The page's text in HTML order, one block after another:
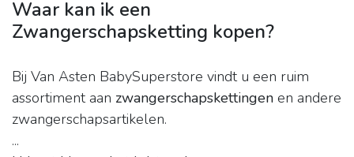
Waar kan ik een
Zwangerschapsketting kopen?
Bij Van Asten BabySuperstore vindt u een ruim
assortiment aan zwangerschapskettingen en andere
zwangerschapsartikelen.
...